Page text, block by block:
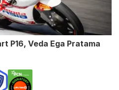
P16, Veda Ega Pratama